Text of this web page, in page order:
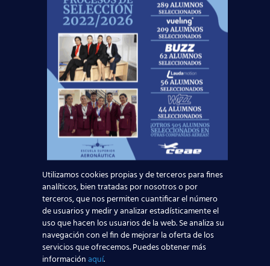
!
Noticias Relacionadas
Mapa de la aviación global 2025: las rutas más
transitadas y los países con más pasajeros
Leer más
Madrid-Barajas supera los 6 millones de
pasajeros junio: qué significa para quienes
quieren ser TCP
Leer más
¡Últimas plazas! Nuevo Curso TCP en Madrid
Utilizamos cookies propias y de terceros para fines
analíticos, bien tratadas por nosotros o por
terceros, que nos permiten cuantificar el número
de usuarios y medir y analizar estadísticamente el
uso que hacen los usuarios de la web. Se analiza su
navegación con el fin de mejorar la oferta de los
servicios que ofrecemos. Puedes obtener más
informaciónaquí.